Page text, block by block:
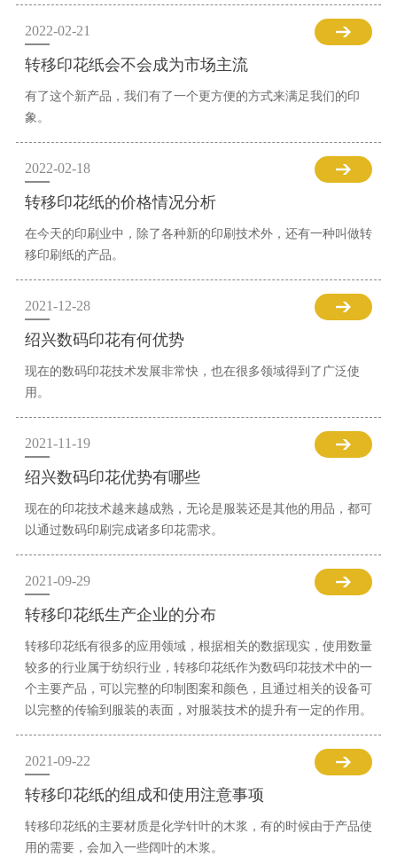
2022-02-21
转移印花纸会不会成为市场主流
有了这个新产品，我们有了一个更方便的方式来满足我们的印
象。
2022-02-18
转移印花纸的价格情况分析
在今天的印刷业中，除了各种新的印刷技术外，还有一种叫做转
移印刷纸的产品。
2021-12-28
绍兴数码印花有何优势
现在的数码印花技术发展非常快，也在很多领域得到了广泛使
用。
2021-11-19
绍兴数码印花优势有哪些
现在的印花技术越来越成熟，无论是服装还是其他的用品，都可
以通过数码印刷完成诸多印花需求。
2021-09-29
转移印花纸生产企业的分布
转移印花纸有很多的应用领域，根据相关的数据现实，使用数量
较多的行业属于纺织行业，转移印花纸作为数码印花技术中的一
个主要产品，可以完整的印制图案和颜色，且通过相关的设备可
以完整的传输到服装的表面，对服装技术的提升有一定的作用。
2021-09-22
转移印花纸的组成和使用注意事项
转移印花纸的主要材质是化学针叶的木浆，有的时候由于产品使
用的需要，会加入一些阔叶的木浆。